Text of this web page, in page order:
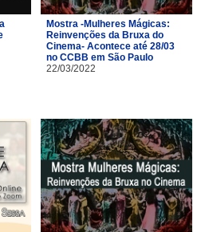
Mostra -Mulheres Mágicas:
Reinvenções da Bruxa do
Cinema- Acontece até 28/03
no CCBB em São Paulo
22/03/2022